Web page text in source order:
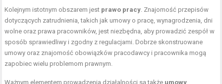
Kolejnym istotnym obszarem jest prawo pracy . Znajomość przepisów
dotyczących zatrudnienia, takich jak umowy o pracę, wynagrodzenia, dni
wolne oraz prawa pracowników, jest niezbędna, aby prowadzić zespół w
sposób sprawiedliwy i zgodny z regulacjami. Dobrze skonstruowane
umowy oraz znajomość obowiązków pracodawcy i pracownika mogą
zapobiec wielu problemom prawnym.
Ważnym elementem prowadzenia działalności są także umowy